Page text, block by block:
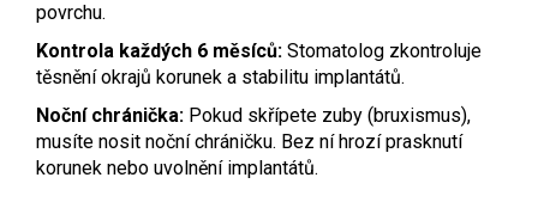
povrchu.
Kontrola každých 6 měsíců: Stomatolog zkontroluje
těsnění okrajů korunek a stabilitu implantátů.
Noční chránička: Pokud skřípete zuby (bruxismus),
musíte nosit noční chráničku. Bez ní hrozí prasknutí
korunek nebo uvolnění implantátů.